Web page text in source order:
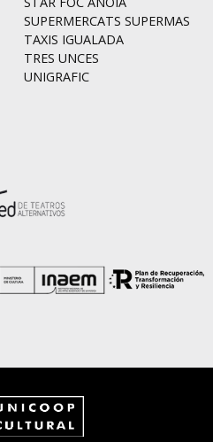
SUPERMERCATS SUPERMAS
TAXIS IGUALADA
TRES UNCES
UNIGRAFIC